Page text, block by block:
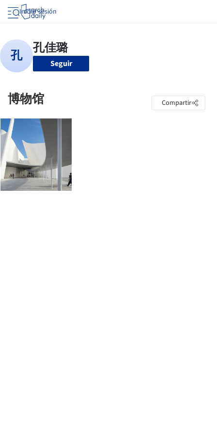
Iniciar sesión
Seguir
博物馆 Compartir